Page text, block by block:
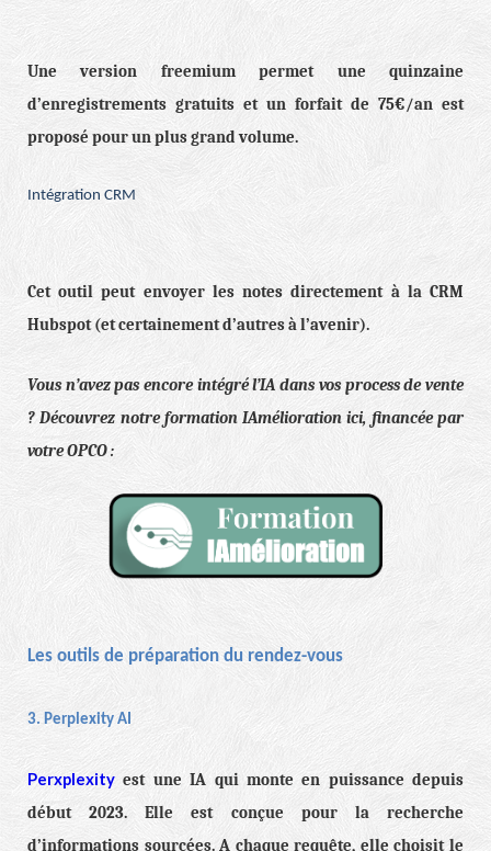
Une version freemium permet une quinzaine
d’enregistrements gratuits et un forfait de 75€/an est
proposé pour un plus grand volume.
Intégration CRM
Cet outil peut envoyer les notes directement à la CRM
Hubspot (et certainement d’autres à l’avenir).
Vous n’avez pas encore intégré l’IA dans vos process de vente
? Découvrez notre formation IAmélioration ici, financée par
votre OPCO :
Les outils de préparation du rendez-vous
3. Perplexity AI
Perxplexity est une IA qui monte en puissance depuis
début 2023. Elle est conçue pour la recherche
d’informations sourcées. A chaque requête, elle choisit le